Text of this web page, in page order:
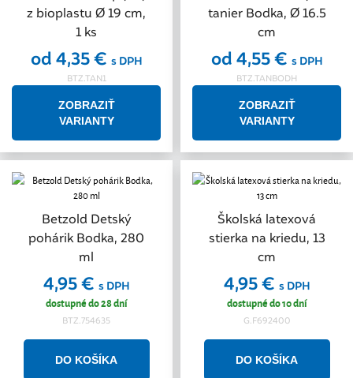
z bioplastu Ø 19 cm,
1 ks
od 4,35 € s DPH
BTZ.TAN1
ZOBRAZIŤ
VARIANTY
tanier Bodka, Ø 16.5
cm
od 4,55 € s DPH
BTZ.TANBODH
ZOBRAZIŤ
VARIANTY
Betzold Detský
pohárik Bodka, 280
ml
4,95 € s DPH
dostupné do 28 dní
BTZ.754635
Školská latexová
stierka na kriedu, 13
cm
4,95 € s DPH
dostupné do 10 dní
G.F692400